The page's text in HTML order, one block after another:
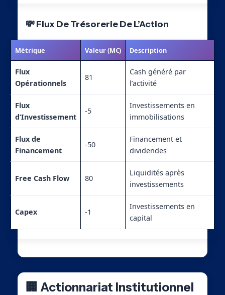
💸 Flux De Trésorerie De L’Action
Métrique Valeur (M€) Description
Flux
Opérationnels
81
Cash généré par
l’activité
Flux
d’Investissement
-5
Investissements en
immobilisations
Flux de
Financement
-50
Financement et
dividendes
Free Cash Flow 80
Liquidités après
investissements
Capex -1
Investissements en
capital
🏢 Actionnariat Institutionnel